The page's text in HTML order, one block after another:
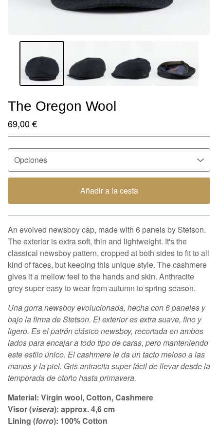
The Oregon Wool
69,00€
Añadir a la cesta
Ver carrito
An evolved newsboy cap, made with 6 panels by Stetson.
The exterior is extra soft, thin and lightweight. It's the
classical newsboy pattern, cropped at both sides to fit to all
kind of faces, but keeping this unique style. The cashmere
gives it a mellow feel to the hands and skin. Anthracite
grey super easy to wear from autumn to spring season.
Una gorra newsboy evolucionada, hecha con 6 paneles y
bajo la firma de Stetson. El exterior es extra suave, fino y
ligero. Es el patrón clásico newsboy, recortada en ambos
lados para encajar a todo tipo de caras, pero manteniendo
este estilo único. El cashmere le da un tacto meloso a las
manos y la piel. Gris antracita super fácil de llevar desde la
temporada de otoño hasta primavera.
Material: Virgin wool, Cotton, Cashmere
Visor (visera): approx. 4,6 cm
Lining (forro): 100% Cotton